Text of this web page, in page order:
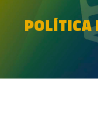
POLÍTICA